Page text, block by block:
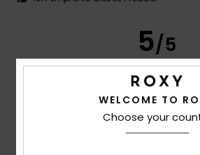
5/5
8. Juli 2026
Genau das, was ich gesucht habe
Original anzeigen - Français
WELCOME TO
Choose your